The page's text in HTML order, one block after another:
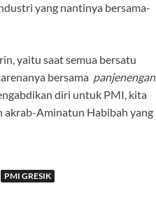
yang nantinya bersama-
yaitu saat semua bersatu
bersama panjenengan
diri untuk PMI, kita
akrab-Aminatun Habibah yang
PMI GRESIK